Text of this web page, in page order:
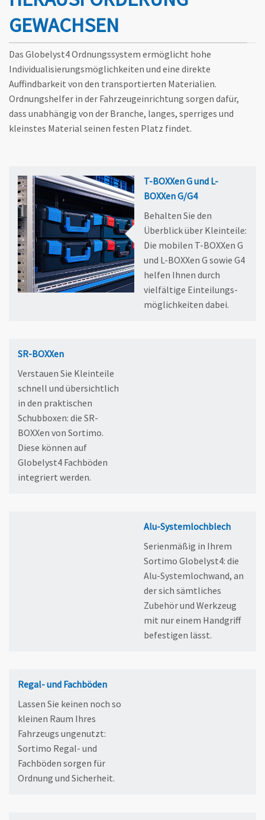
GEWACHSEN
Das Globelyst4 Ordnungssystem ermöglicht hohe
Individualisierungsmöglichkeiten und eine direkte
Auffindbarkeit von den transportierten Materialien.
Ordnungshelfer in der Fahrzeugeinrichtung sorgen dafür,
dass unabhängig von der Branche, langes, sperriges und
kleinstes Material seinen festen Platz findet.
T-BOXXen G und L-
BOXXen G/G4
Behalten Sie den
Überblick über Kleinteile:
Die mobilen T-BOXXen G
und L-BOXXen G sowie G4
helfen Ihnen durch
vielfältige Einteilungs­
möglichkeiten dabei.
SR-BOXXen
Verstauen Sie Kleinteile
schnell und übersichtlich
in den prakti­schen
Schubboxen: die SR-
BOXXen von Sortimo.
Diese können auf
Globelyst4 Fachböden
integriert werden.
Alu-Systemlochblech
Serienmäßig in Ihrem
Sortimo Globelyst4: die
Alu-Systemloch­wand, an
der sich sämtliches
Zubehör und Werkzeug
mit nur einem Handgriff
befestigen lässt.
Regal- und Fachböden
Lassen Sie keinen noch so
kleinen Raum Ihres
Fahrzeugs ungenutzt:
Sortimo Regal- und
Fachböden sor­gen für
Ordnung und Sicherheit.